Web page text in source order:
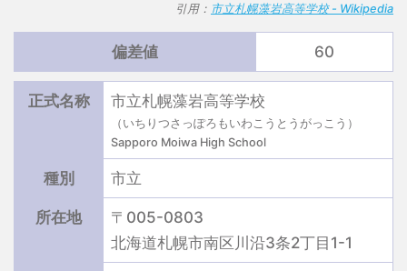
引用： 市立札幌藻岩高等学校 - Wikipedia
偏差値 60
正式名称 市立札幌藻岩高等学校
（いちりつさっぽろもいわこうとうがっこう）
Sapporo Moiwa High School
種別 市立
所在地
〒005-0803
北海道札幌市南区川沿3条2丁目1-1